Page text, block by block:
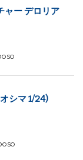
ャー デロリア
シマ 1/24)